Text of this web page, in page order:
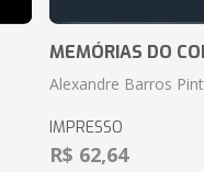
MEMÓRIAS DO
Alexandre Barros
IMPRESSO
R$ 62,64